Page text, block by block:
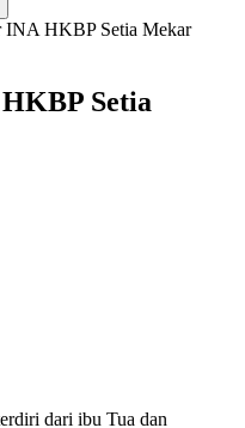
INA HKBP Setia Mekar
Setia
dari ibu Tua dan